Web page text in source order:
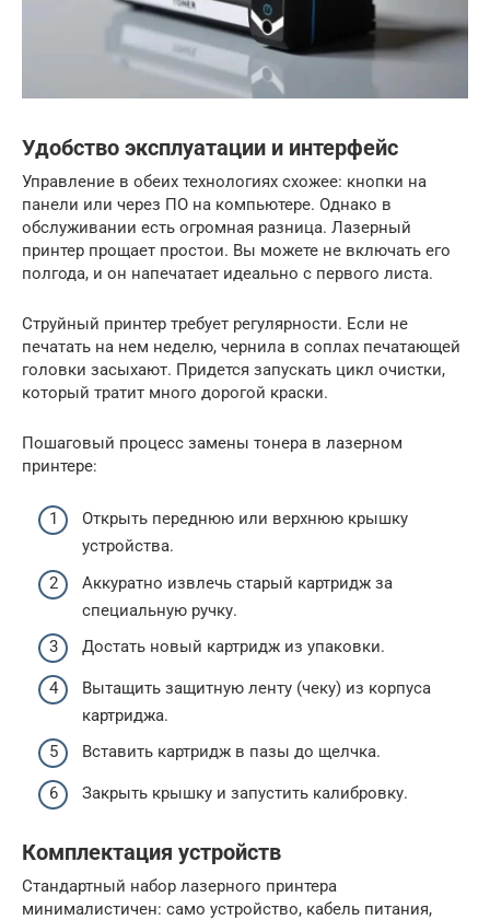
Удобство эксплуатации и интерфейс
Управление в обеих технологиях схожее: кнопки на
панели или через ПО на компьютере. Однако в
обслуживании есть огромная разница. Лазерный
принтер прощает простои. Вы можете не включать его
полгода, и он напечатает идеально с первого листа.
Струйный принтер требует регулярности. Если не
печатать на нем неделю, чернила в соплах печатающей
головки засыхают. Придется запускать цикл очистки,
который тратит много дорогой краски.
Пошаговый процесс замены тонера в лазерном
принтере:
Открыть переднюю или верхнюю крышку
устройства.
Аккуратно извлечь старый картридж за
специальную ручку.
Достать новый картридж из упаковки.
Вытащить защитную ленту (чеку) из корпуса
картриджа.
Вставить картридж в пазы до щелчка.
Закрыть крышку и запустить калибровку.
Комплектация устройств
Стандартный набор лазерного принтера
минималистичен: само устройство, кабель питания,